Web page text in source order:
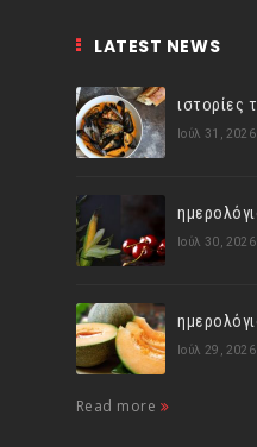
LATEST NEWS
Ιούλ 31, 2026
Ιούλ 30, 2026
Ιούλ 29, 2026
Read more